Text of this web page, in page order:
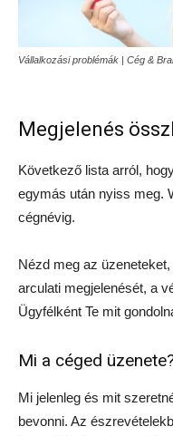
Vállalkozási problémák | Cég &
Megjelenés
Következő lista arról,
egymás után nyiss meg.
cégnévig.
Nézd meg az
arculati megjelenését, a
Ügyfélként Te mit
Mi a céged
Mi jelenleg és mit
bevonni. Az